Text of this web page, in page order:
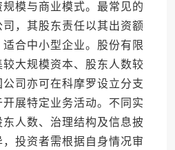
模与商业模式。最常见的
，其股东责任以其出资额
合中小型企业。股份有限
大规模资本、股东人数较
司亦可在科摩罗设立分支
展特定业务活动。不同实
人数、治理结构及信息披
投资者需根据自身情况审